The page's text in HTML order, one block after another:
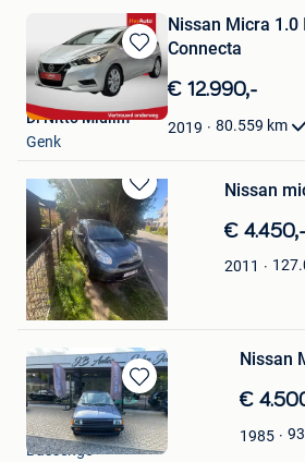
Bewaren
in
Mijn
Favorieten
Nissan Micra 1.0
Connecta
€ 12.990,-
2019 80.559 km
Di Nitto Midlim
Genk
Bewaren
in
Mijn
Favorieten
Nissan
€ 4.450,-
2011
Nathan Delaruelle
Kruibeke
Bewaren
in
Mijn
Favorieten
Nissan
€
1985
JB Auto's
Bassenge